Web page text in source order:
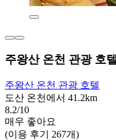
주왕산 온천 관광 호텔
주왕산 온천 관광 호텔
도산 온천에서 41.2km
8.2/10
매우 좋아요
(이용 후기 267개)